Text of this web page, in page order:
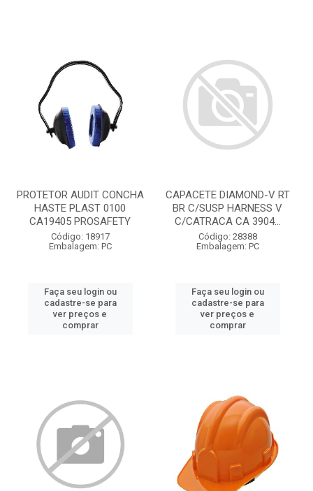
PROTETOR AUDIT CONCHA
HASTE PLAST 0100
CA19405 PROSAFETY
Código: 18917
Embalagem: PC
Faça seu login ou
cadastre-se para
ver preços e
comprar
CAPACETE DIAMOND-V RT
BR C/SUSP HARNESS V
C/CATRACA CA 3904...
Código: 28388
Embalagem: PC
Faça seu login ou
cadastre-se para
ver preços e
comprar